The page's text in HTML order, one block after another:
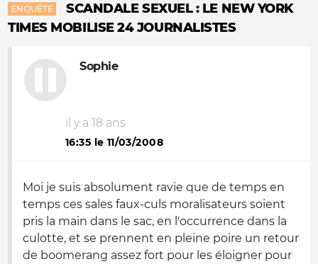
ENQUÊTE
SCANDALE SEXUEL : LE NEW YORK
TIMES MOBILISE 24 JOURNALISTES
Sophie
il y a 18 ans
16:35 le 11/03/2008
Moi je suis absolument ravie que de temps en
temps ces sales faux-culs moralisateurs soient
pris la main dans le sac, en l'occurrence dans la
culotte, et se prennent en pleine poire un retour
de boomerang assez fort pour les éloigner pour